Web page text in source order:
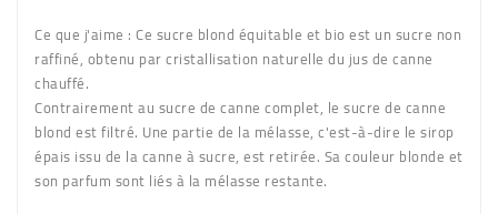
Ce que j'aime : Ce sucre blond équitable et bio est un sucre non
raffiné, obtenu par cristallisation naturelle du jus de canne
chauffé.
Contrairement au sucre de canne complet, le sucre de canne
blond est filtré. Une partie de la mélasse, c'est-à-dire le sirop
épais issu de la canne à sucre, est retirée. Sa couleur blonde et
son parfum sont liés à la mélasse restante.